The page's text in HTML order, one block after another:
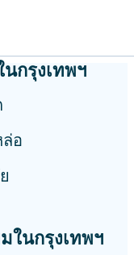
กรุงเทพฯ
อ
ในกรุงเทพฯ